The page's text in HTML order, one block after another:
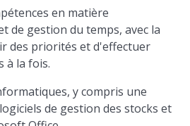
en matière
de gestion du temps, avec la
des priorités et d'effectuer
à la fois.
y compris une
de gestion des stocks et